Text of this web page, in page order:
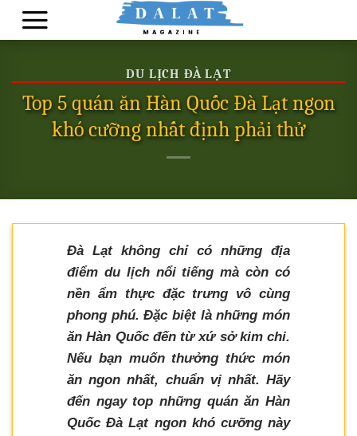
Skip
DU LỊCH ĐÀ LẠT
Top 5 quán ăn Hàn Quốc Đà Lạt ngon
khó cưỡng nhất định phải thử
Đà Lạt không chỉ có những địa
điểm du lịch nổi tiếng mà còn có
nền ẩm thực đặc trưng vô cùng
phong phú. Đặc biệt là những món
ăn Hàn Quốc đến từ xứ sở kim chi.
Nếu bạn muốn thưởng thức món
ăn ngon nhất, chuẩn vị nhất. Hãy
đến ngay top những quán ăn Hàn
Quốc Đà Lạt ngon khó cưỡng này